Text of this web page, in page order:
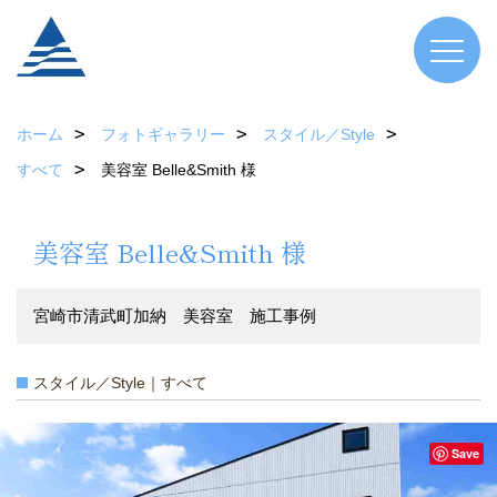
ホーム フォトギャラリー
スタイル／Style
すべて
美容室 Belle&Smith 様
美容室 Belle&Smith 様
宮崎市清武町加納 美容室 施工事例
スタイル／Style｜すべて
Save